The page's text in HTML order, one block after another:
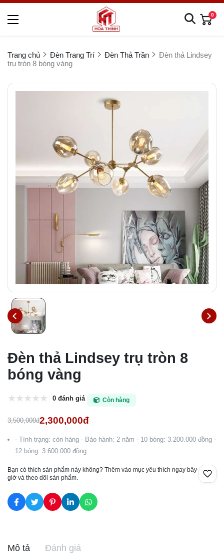
0
Trang chủ Đèn Trang Trí Đèn Thả Trần
Đèn thả Lindsey
trụ tròn 8 bóng vàng
Đèn thả Lindsey trụ tròn 8
bóng vàng
0 đánh giá Còn hàng
3,500,000đ2,300,000đ
- Tình trạng: còn hàng - Bảo hành: 2 năm - 10 bóng: 3.200.000 đồng -
12 bóng: 3.600.000 đồng
Bạn có thích sản phẩm này không? Thêm vào mục yêu thích ngay bây
giờ và theo dõi sản phẩm.
Mô tả Đánh giá